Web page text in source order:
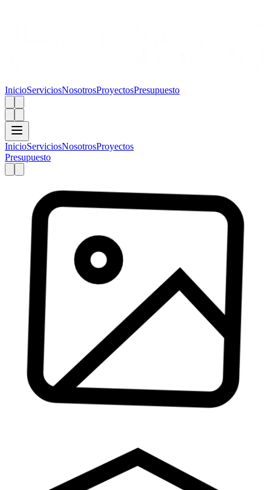
InicioServiciosNosotrosProyectosPresupuesto
InicioServiciosNosotrosProyectos
Presupuesto